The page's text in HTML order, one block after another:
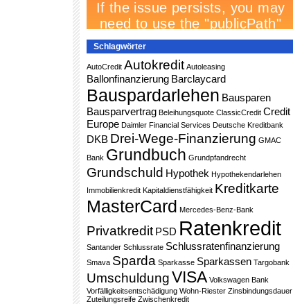
Schlagwörter
AutoCredit Autokredit Autoleasing
Ballonfinanzierung Barclaycard
Bauspardarlehen Bausparen
Bausparvertrag Beleihungsquote ClassicCredit Credit
Europe Daimler Financial Services Deutsche Kreditbank
DKB Drei-Wege-Finanzierung GMAC
Bank Grundbuch Grundpfandrecht
Grundschuld Hypothek Hypothekendarlehen
Immobilienkredit Kapitaldienstfähigkeit Kreditkarte
MasterCard Mercedes-Benz-Bank
Privatkredit PSD Ratenkredit
Santander Schlussrate Schlussratenfinanzierung
Smava Sparda Sparkasse Sparkassen Targobank
UmschuldungVISA Volkswagen Bank
Vorfälligkeitsentschädigung Wohn-Riester Zinsbindungsdauer
Zuteilungsreife Zwischenkredit